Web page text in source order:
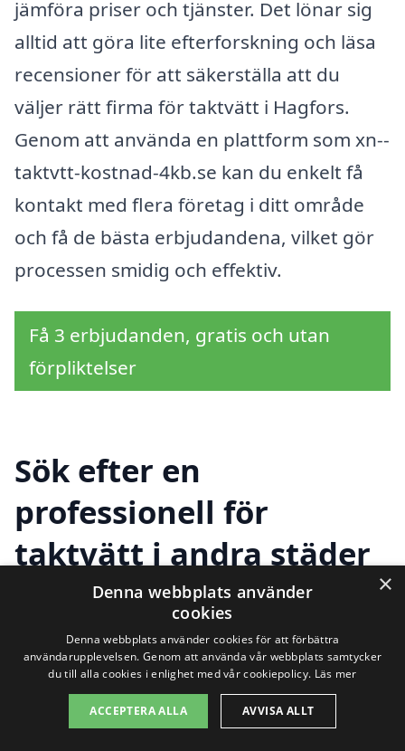
jämföra priser och tjänster. Det lönar sig
alltid att göra lite efterforskning och läsa
recensioner för att säkerställa att du
väljer rätt firma för taktvätt i Hagfors.
Genom att använda en plattform som xn--
taktvtt-kostnad-4kb.se kan du enkelt få
kontakt med flera företag i ditt område
och få de bästa erbjudandena, vilket gör
processen smidig och effektiv.
Få 3 erbjudanden, gratis och utan
förpliktelser
Sök efter en
professionell för
taktvätt i andra städer
nära Hagfors
Att hålla taket rent och i gott skick är en
viktig del av fastighetsskötseln. Taktvätt i
Hagfors är en tjänst som många husägare
×
Denna webbplats använder
cookies
Denna webbplats använder cookies för att förbättra
användarupplevelsen. Genom att använda vår webbplats samtycker
du till alla cookies i enlighet med vår cookiepolicy. Läs mer
ACCEPTERA ALLA AVVISA ALLT